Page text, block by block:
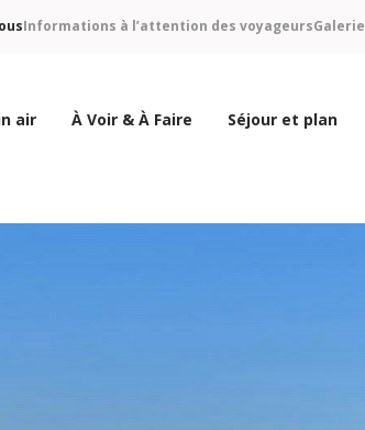
Informations à l’attention des voyageursGalerie
air À Voir & À Faire Séjour et plan